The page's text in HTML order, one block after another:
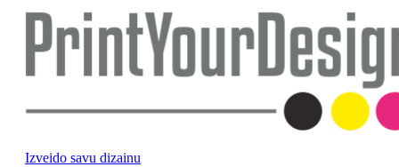
Izveido savu dizainu